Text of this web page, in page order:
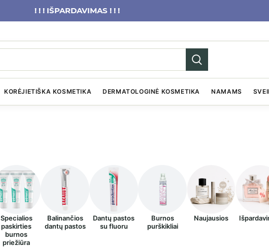
! ! ! IŠPARDAVIMAS ! ! !
KORĖJIETIŠKA KOSMETIKA DERMATOLOGINĖ KOSMETIKA NAMAMS
Specialios
paskirties
burnos
priežiūra
Balinančios
dantų pastos
Dantų pastos
su fluoru
Burnos
purškikliai
Naujausios